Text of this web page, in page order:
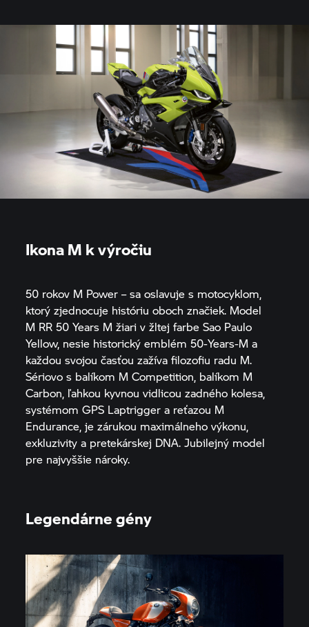
Ikona M k výročiu
50 rokov M Power – sa oslavuje s motocyklom,
ktorý zjednocuje históriu oboch značiek. Model
M RR 50 Years M žiari v žltej farbe Sao Paulo
Yellow, nesie historický emblém 50‑Years‑M a
každou svojou časťou zažíva filozofiu radu M.
Sériovo s balíkom M Competition, balíkom M
Carbon, ľahkou kyvnou vidlicou zadného kolesa,
systémom GPS Laptrigger a reťazou M
Endurance, je zárukou maximálneho výkonu,
exkluzivity a pretekárskej DNA. Jubilejný model
pre najvyššie nároky.
Legendárne gény